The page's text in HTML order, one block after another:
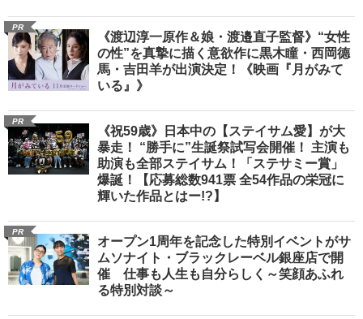
PR
《渡辺淳一原作＆娘・渡邉直子監督》“女性
の性”を真摯に描く意欲作に黒木瞳・西岡德
馬・吉田羊が出演決定！《映画『月がみて
いる』》
PR
《祝59歳》日本中の【ステイサム愛】が大
暴走！ “勝手に”生誕祭試写会開催！ 主演も
助演も全部ステイサム！「ステサミー賞」
爆誕！【応募総数941票 全54作品の栄冠に
輝いた作品とはー!?】
PR
オープン1周年を記念した特別イベントがサ
ムソナイト・ブラックレーベル銀座店で開
催 仕事も人生も自分らしく～笑顔あふれ
る特別対談～